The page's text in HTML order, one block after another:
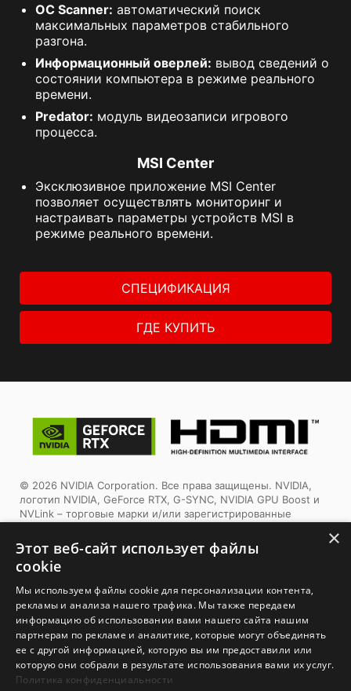
OC Scanner: автоматический поиск
максимальных параметров стабильного
разгона.
Информационный оверлей: вывод сведений о
состоянии компьютера в режиме реального
времени.
Predator: модуль видеозаписи игрового
процесса.
MSI Center
Эксклюзивное приложение MSI Center
позволяет осуществлять мониторинг и
настраивать параметры устройств MSI в
режиме реального времени.
СПЕЦИФИКАЦИЯ
ГДЕ КУПИТЬ
© 2026 NVIDIA Corporation. Все права защищены. NVIDIA,
логотип NVIDIA, GeForce RTX, G-SYNC, NVIDIA GPU Boost и
NVLink – торговые марки и/или зарегистрированные
странах. Другие торговые марки и авторские права
являются собственностью соответствующих владельцев.
Tермины HDMI™, HDMI™ High-Definition Multimedia Interface,
фирменный стиль HDMI™ и логотип HDMI™ являются
товарными знаками или зарегистрированными товарными
знаками компании HDMI™ Licensing Administrator, Inc.
1. Спецификации могут отличаться от приведенной на сайте
в зависимости от региона распространения изделия.
Точную спецификацию уточните у продавца. 2. Реальный
×
Этот веб-сайт использует файлы
cookie
Мы используем файлы cookie для персонализации контента,
рекламы и анализа нашего трафика. Мы также передаем
информацию об использовании вами нашего сайта нашим
партнерам по рекламе и аналитике, которые могут объединять
ее с другой информацией, которую вы им предоставили или
которую они собрали в результате использования вами их услуг.
Политика конфиденциальности